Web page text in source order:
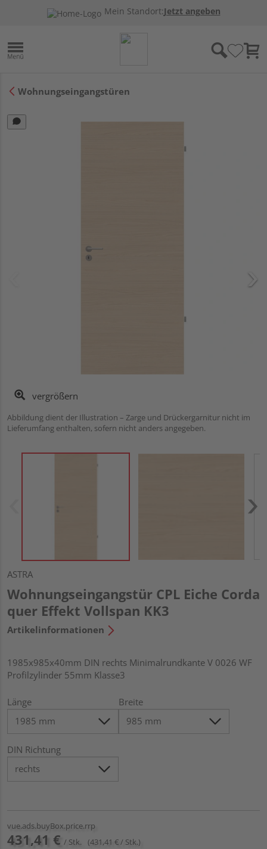
Mein Standort:Jetzt angeben
Wohnungseingangstüren
vergrößern
Abbildung dient der Illustration – Zarge und Drückergarnitur nicht im
Lieferumfang enthalten, sofern nicht anders angegeben.
ASTRA
Wohnungseingangstür CPL Eiche Corda
quer Effekt Vollspan KK3
Artikelinformationen
1985x985x40mm DIN rechts Minimalrundkante V 0026 WF
Profilzylinder 55mm Klasse3
Länge Breite
DIN Richtung
vue.ads.buyBox.price.rrp
431,41 € / Stk. (431,41 € / Stk.)